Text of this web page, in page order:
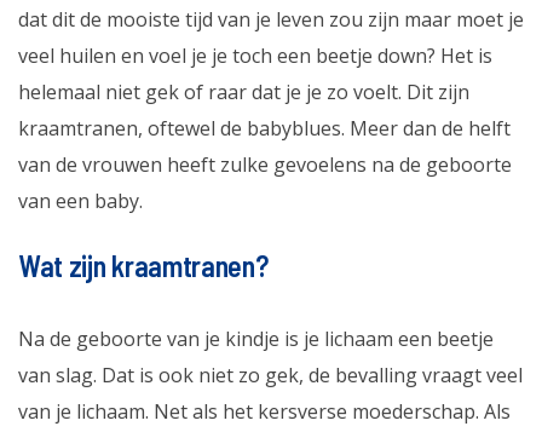
dat dit de mooiste tijd van je leven zou zijn maar moet je
veel huilen en voel je je toch een beetje down? Het is
helemaal niet gek of raar dat je je zo voelt. Dit zijn
kraamtranen, oftewel de babyblues. Meer dan de helft
van de vrouwen heeft zulke gevoelens na de geboorte
van een baby.
Wat zijn kraamtranen?
Na de geboorte van je kindje is je lichaam een beetje
van slag. Dat is ook niet zo gek, de bevalling vraagt veel
van je lichaam. Net als het kersverse moederschap. Als